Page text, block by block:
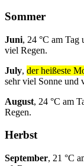
Sommer
Juni, 24 °C am Tag
viel Regen.
July, der heißeste
sehr viel Sonne und
August, 24 °C am
Regen.
Herbst
September, 21 °C